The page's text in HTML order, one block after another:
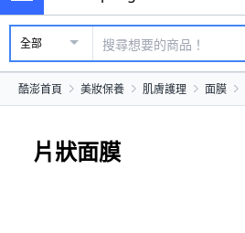
全部
酷澎首頁 美妝保養 肌膚護理 面膜
片狀面膜